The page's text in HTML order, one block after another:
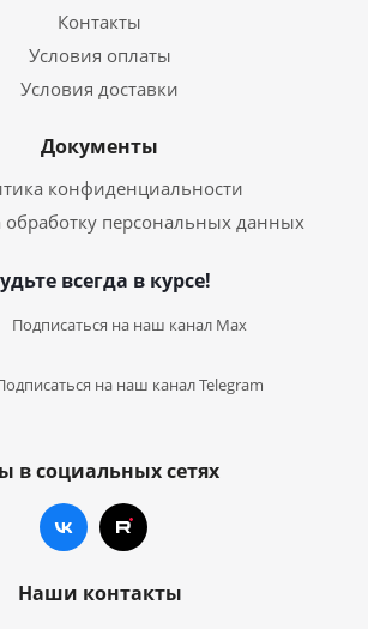
Контакты
Условия оплаты
Условия доставки
Документы
конфиденциальности
обработку персональных данных
всегда в курсе!
Подписаться на наш канал Max
на наш канал Telegram
в социальных сетях
Наши контакты